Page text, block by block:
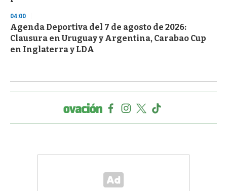
04:00
Agenda Deportiva del 7 de agosto de 2026:
Clausura en Uruguay y Argentina, Carabao Cup
en Inglaterra y LDA